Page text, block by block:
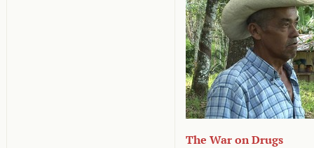
The War on Drugs